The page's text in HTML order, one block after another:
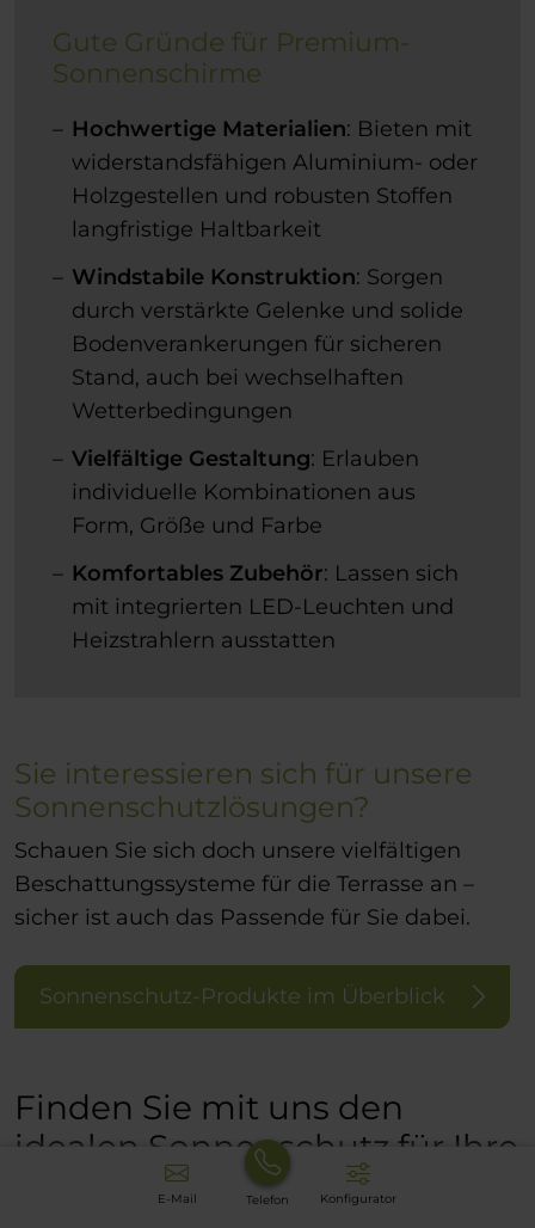
Gute Gründe für Premium-
Sonnenschirme
Hochwertige Materialien: Bieten mit
widerstandsfähigen Aluminium- oder
Holzgestellen und robusten Stoffen
langfristige Haltbarkeit
Windstabile Konstruktion: Sorgen
durch verstärkte Gelenke und solide
Bodenverankerungen für sicheren
Stand, auch bei wechselhaften
Wetterbedingungen
Vielfältige Gestaltung: Erlauben
individuelle Kombinationen aus
Form, Größe und Farbe
Komfortables Zubehör: Lassen sich
mit integrierten LED-Leuchten und
Heizstrahlern ausstatten
Sie interessieren sich für unsere
Sonnenschutzlösungen?
Schauen Sie sich doch unsere vielfältigen
Beschattungssysteme für die Terrasse an –
sicher ist auch das Passende für Sie dabei.
Sonnenschutz-Produkte im Überblick
Finden Sie mit uns den
idealen Sonnenschutz für Ihre
E-Mail Telefon Konfigurator